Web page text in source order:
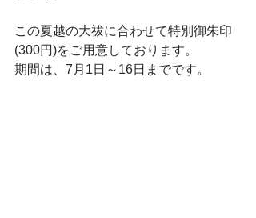
この夏越の大祓に合わせて特別御朱印
(300円)をご用意しております。
期間は、7月1日～16日までです。